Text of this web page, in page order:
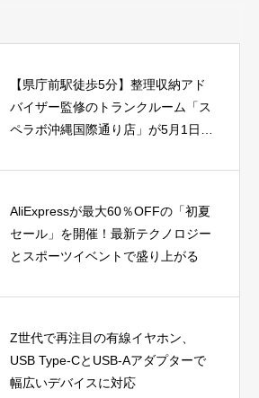
【県庁前駅徒歩5分】整理収納アド
バイザー監修のトランクルーム「ス
ペラボ沖縄国際通り店」が5月1日オ
AliExpressが最大60％OFFの「初夏
セール」を開催！最新テクノロジー
とスポーツイベントで盛り上がる
Z世代で再注目の有線イヤホン、
USB Type-CとUSB-Aアダプターで
幅広いデバイスに対応